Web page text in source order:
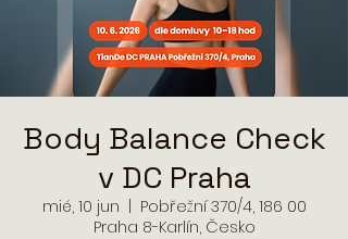
Body Balance Check
v DC Praha
mié, 10 jun
Pobřežní 370/4, 186 00
Praha 8-Karlín, Česko